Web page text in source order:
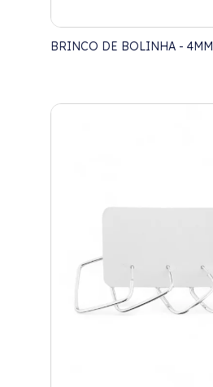
BRINCO DE BOLINHA - 4MM